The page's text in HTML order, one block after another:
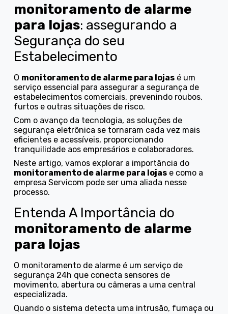
monitoramento de alarme
para lojas: assegurando a
Segurança do seu
Estabelecimento
O monitoramento de alarme para lojas é um
serviço essencial para assegurar a segurança de
estabelecimentos comerciais, prevenindo roubos,
furtos e outras situações de risco.
Com o avanço da tecnologia, as soluções de
segurança eletrônica se tornaram cada vez mais
eficientes e acessíveis, proporcionando
tranquilidade aos empresários e colaboradores.
Neste artigo, vamos explorar a importância do
monitoramento de alarme para lojas e como a
empresa Servicom pode ser uma aliada nesse
processo.
Entenda A Importância do
monitoramento de alarme
para lojas
O monitoramento de alarme é um serviço de
segurança 24h que conecta sensores de
movimento, abertura ou câmeras a uma central
especializada.
Quando o sistema detecta uma intrusão, fumaça ou